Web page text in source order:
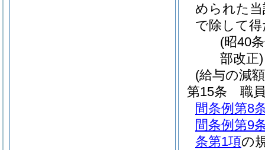
められた
で除して
(昭40
部改正)
(給与の減
第15条
職
間条例第8
間条例第9
条第1項の